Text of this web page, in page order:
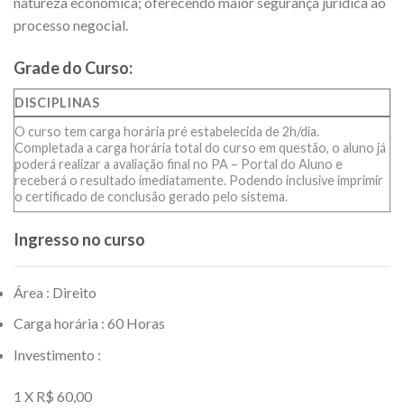
processo negocial.
Grade do Curso:
DISCIPLINAS
O curso tem carga horária pré estabelecida de 2h/dia.
Completada a carga horária total do curso em questão, o aluno já
poderá realizar a avaliação final no PA – Portal do Aluno e
receberá o resultado imediatamente. Podendo inclusive imprimir
o certificado de conclusão gerado pelo sistema.
Ingresso no curso
Área : Direito
Carga horária : 60 Horas
Investimento :
1 X R$ 60,00